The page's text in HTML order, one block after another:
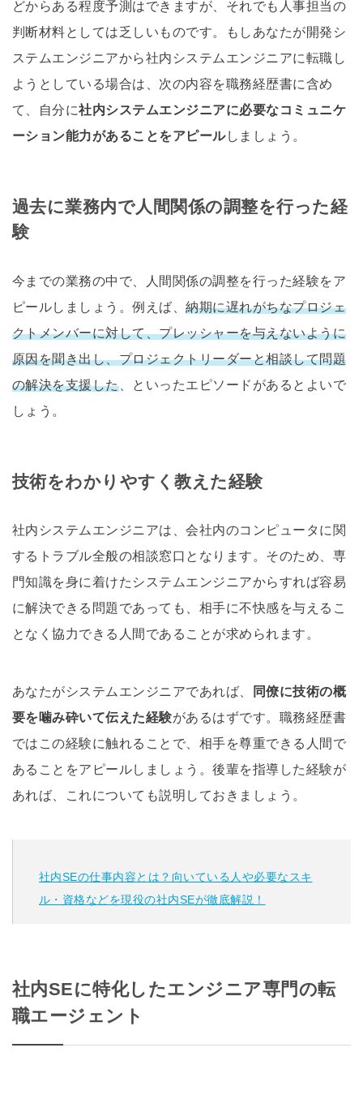
どからある程度予測はできますが、それでも人事担当の
判断材料としては乏しいものです。もしあなたが開発シ
ステムエンジニアから社内システムエンジニアに転職し
ようとしている場合は、次の内容を職務経歴書に含め
て、自分に社内システムエンジニアに必要なコミュニケ
ーション能力があることをアピールしましょう。
過去に業務内で人間関係の調整を行った経
験
今までの業務の中で、人間関係の調整を行った経験をア
ピールしましょう。例えば、納期に遅れがちなプロジェ
クトメンバーに対して、プレッシャーを与えないように
原因を聞き出し、プロジェクトリーダーと相談して問題
の解決を支援した、といったエピソードがあるとよいで
しょう。
技術をわかりやすく教えた経験
社内システムエンジニアは、会社内のコンピュータに関
するトラブル全般の相談窓口となります。そのため、専
門知識を身に着けたシステムエンジニアからすれば容易
に解決できる問題であっても、相手に不快感を与えるこ
となく協力できる人間であることが求められます。
あなたがシステムエンジニアであれば、
同僚に技術の概
要を噛み砕いて伝えた経験があるはずです。職務経歴書
ではこの経験に触れることで、相手を尊重できる人間で
あることをアピールしましょう。後輩を指導した経験が
あれば、これについても説明しておきましょう。
社内SEの仕事内容とは？向いている人や必要なスキ
ル・資格などを現役の社内SEが徹底解説！
社内SEに特化したエンジニア専門の転
職エージェント